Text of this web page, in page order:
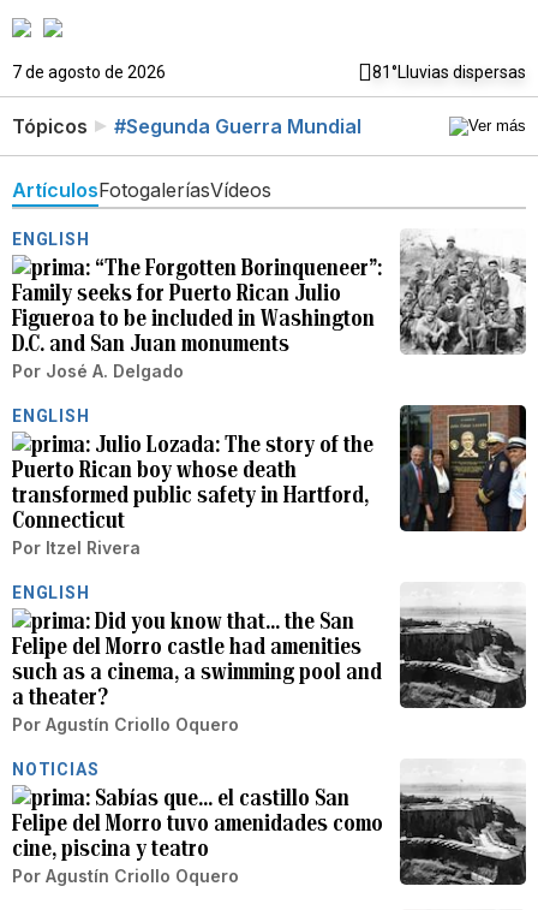
7 de agosto de 2026 81°Lluvias dispersas
Tópicos #Segunda Guerra Mundial
ArtículosFotogaleríasVídeos
ENGLISH
“The Forgotten Borinqueneer”:
Family seeks for Puerto Rican Julio
Figueroa to be included in Washington
D.C. and San Juan monuments
Por José A. Delgado
ENGLISH
Julio Lozada: The story of the
Puerto Rican boy whose death
transformed public safety in Hartford,
Connecticut
Por Itzel Rivera
ENGLISH
Did you know that... the San
Felipe del Morro castle had amenities
such as a cinema, a swimming pool and
a theater?
Por Agustín Criollo Oquero
NOTICIAS
Sabías que… el castillo San
Felipe del Morro tuvo amenidades como
cine, piscina y teatro
Por Agustín Criollo Oquero